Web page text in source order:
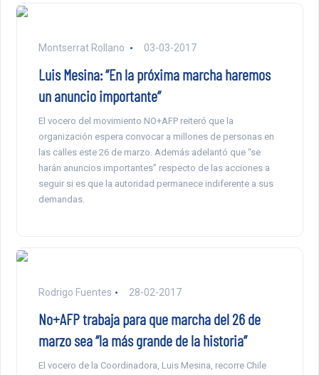
Montserrat Rollano 03-03-2017
Luis Mesina: “En la próxima marcha haremos
un anuncio importante”
El vocero del movimiento NO+AFP reiteró que la
organización espera convocar a millones de personas en
las calles este 26 de marzo. Además adelantó que “se
harán anuncios importantes” respecto de las acciones a
seguir si es que la autoridad permanece indiferente a sus
demandas.
Rodrigo Fuentes 28-02-2017
No+AFP trabaja para que marcha del 26 de
marzo sea “la más grande de la historia”
El vocero de la Coordinadora, Luis Mesina, recorre Chile